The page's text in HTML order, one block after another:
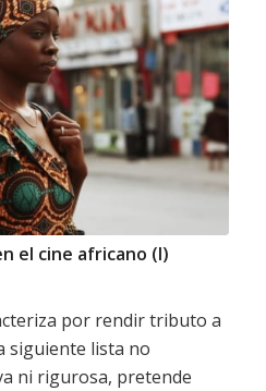
el cine africano (I)
por rendir tributo a
siguiente lista no
ni rigurosa, pretende